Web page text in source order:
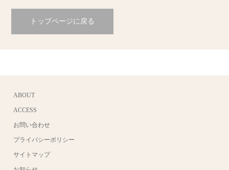
トップページに戻る
ABOUT
ACCESS
お問い合わせ
プライバシーポリシー
サイトマップ